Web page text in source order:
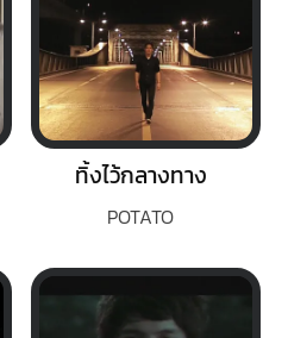
ทิ้งไว้กลางทาง
POTATO